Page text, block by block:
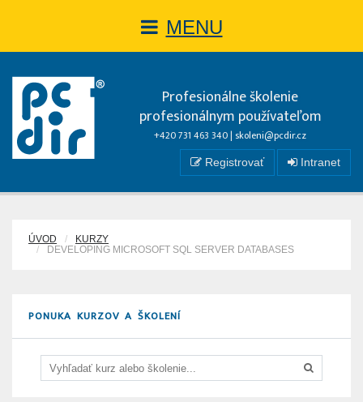
MENU
Profesionálne školenie
profesionálnym používateľom
+420 731 463 340 | skoleni@pcdir.cz
Registrovať Intranet
ÚVOD
KURZY
DEVELOPING MICROSOFT SQL SERVER DATABASES
PONUKA KURZOV A ŠKOLENÍ